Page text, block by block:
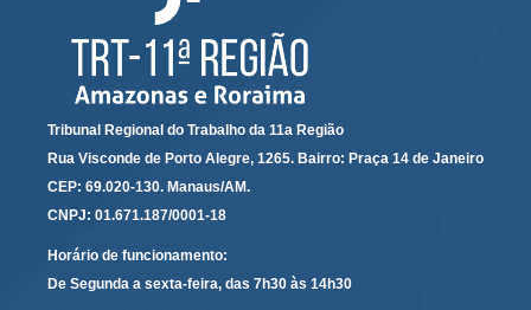
Moral, do Assédio Sexual e da Discriminação
Comissão Permanente de Gestão Socioambiental
Comitê Gestor do Plano de Contratações e Aquisições
no Âmbito do TRT11
Comitê de Equidade de Raça, Gênero e Diversidade
Comitê PopRuaJud
Comissão de Justiça Itinerante
Comissão Permanente de Avaliação Documental
Tribunal Regional do Trabalho da 11a Região
Rua Visconde de Porto Alegre, 1265. Bairro: Praça 14 de Janeiro
CEP: 69.020-130. Manaus/AM.
CNPJ: 01.671.187/0001-18
Horário de funcionamento:
De Segunda a sexta-feira, das 7h30 às 14h30